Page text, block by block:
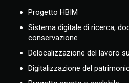
Progetto HBIM
Sistema digitale di ricerca,
conservazione
Delocalizzazione del lavoro
Digitalizzazione del